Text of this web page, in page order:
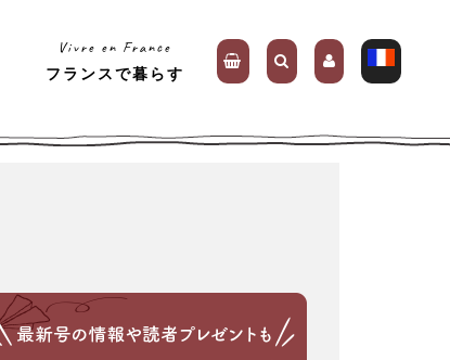
Vivre en France
フランスで暮らす